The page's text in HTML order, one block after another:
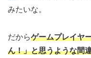
みたいな。
だからゲームプレイヤ
ん！」と思うような間